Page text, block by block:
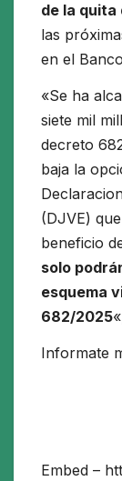
de la
las
en el
«Se ha
siete mil
decreto
baja la
(DJVE)
beneficio
solo
esquema
682/2025
Informate
Embed –